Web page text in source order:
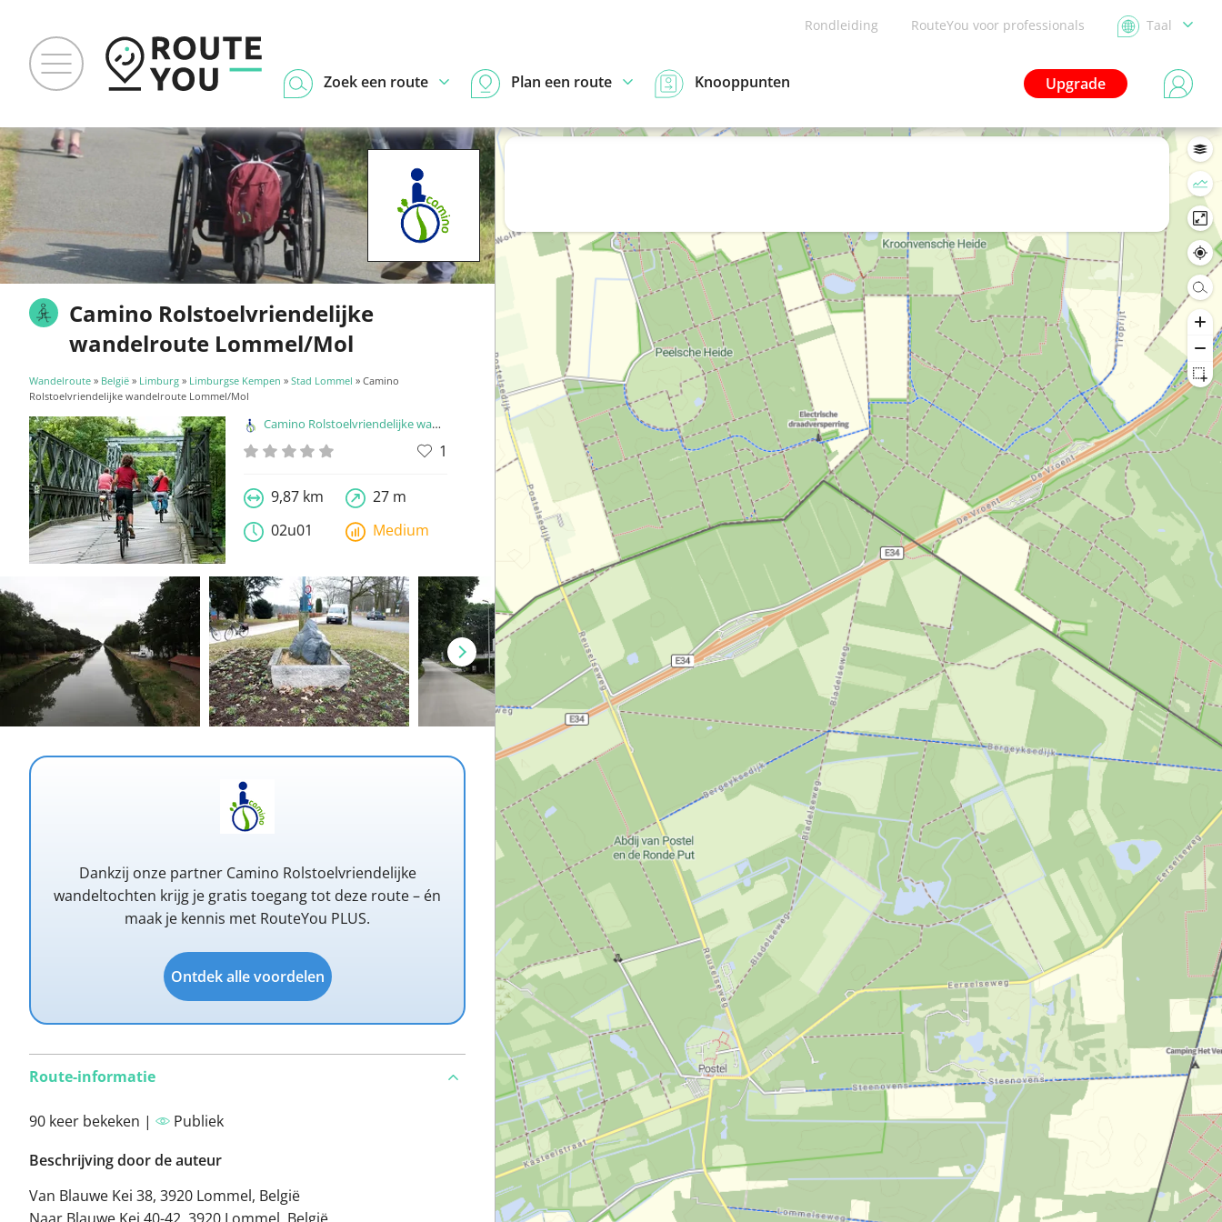
Rondleiding RouteYou voor professionals Taal
Upgrade
Zoek een route Plan een route Knooppunten
Camino Rolstoelvriendelijke
wandelroute Lommel/Mol
Wandelroute » België » Limburg » Limburgse Kempen » Stad Lommel » Camino
Rolstoelvriendelijke wandelroute Lommel/Mol
Camino Rolstoelvriendelijke wandeltochten
1
9,87 km
27 m
02u01
Medium
Dankzij onze partner Camino Rolstoelvriendelijke
wandeltochten krijg je gratis toegang tot deze route – én
maak je kennis met RouteYou PLUS.
Ontdek alle voordelen
Route-informatie
90 keer bekeken |
Publiek
Beschrijving door de auteur
Van Blauwe Kei 38, 3920 Lommel, België